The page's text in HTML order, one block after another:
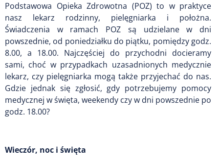
Podstawowa Opieka Zdrowotna (POZ) to w praktyce
nasz lekarz rodzinny, pielęgniarka i położna.
Świadczenia w ramach POZ są udzielane w dni
powszednie, od poniedziałku do piątku, pomiędzy godz.
8.00, a 18.00. Najczęściej do przychodni docieramy
sami, choć w przypadkach uzasadnionych medycznie
lekarz, czy pielęgniarka mogą także przyjechać do nas.
Gdzie jednak się zgłosić, gdy potrzebujemy pomocy
medycznej w święta, weekendy czy w dni powszednie po
godz. 18.00?
Wieczór, noc i święta